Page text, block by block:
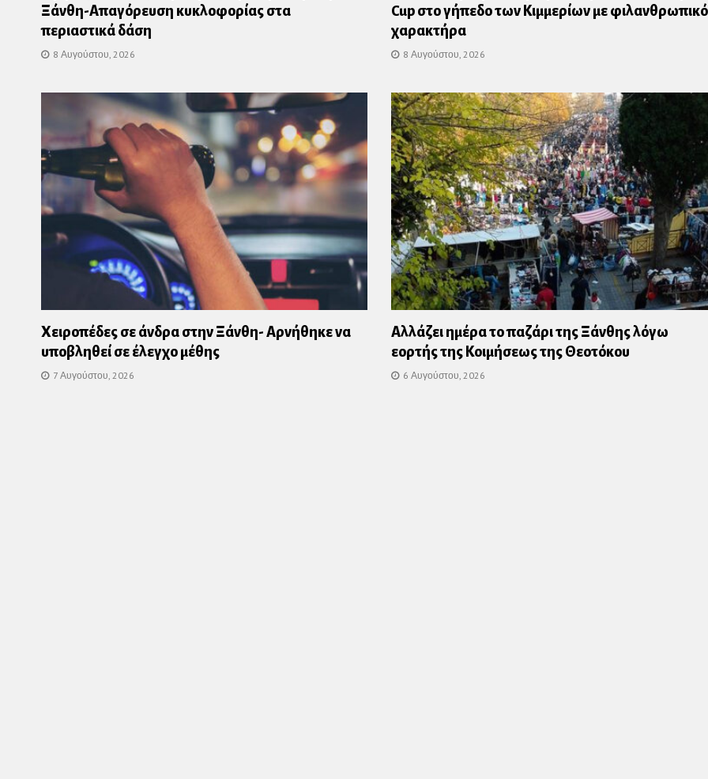
Ξάνθη-Απαγόρευση κυκλοφορίας στα
περιαστικά δάση
8 Αυγούστου, 2026
Cup στο γήπεδο των Κιμμερίων με φιλανθρωπικό
χαρακτήρα
8 Αυγούστου, 2026
Χειροπέδες σε άνδρα στην Ξάνθη- Αρνήθηκε να
υποβληθεί σε έλεγχο μέθης
7 Αυγούστου, 2026
Αλλάζει ημέρα το παζάρι της Ξάνθης λόγω
εορτής της Κοιμήσεως της Θεοτόκου
6 Αυγούστου, 2026